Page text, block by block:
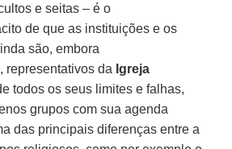
e seitas – é o
de que as instituições e os
são, embora
representativos da Igreja
todos os seus limites e falhas,
grupos com sua agenda
das principais diferenças entre a